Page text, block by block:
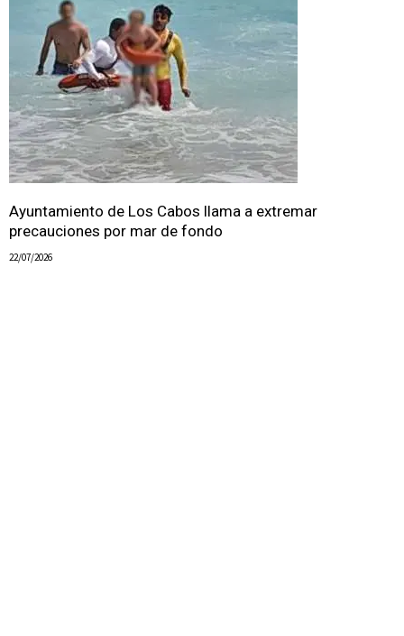
Ayuntamiento de Los Cabos llama a extremar
precauciones por mar de fondo
22/07/2026